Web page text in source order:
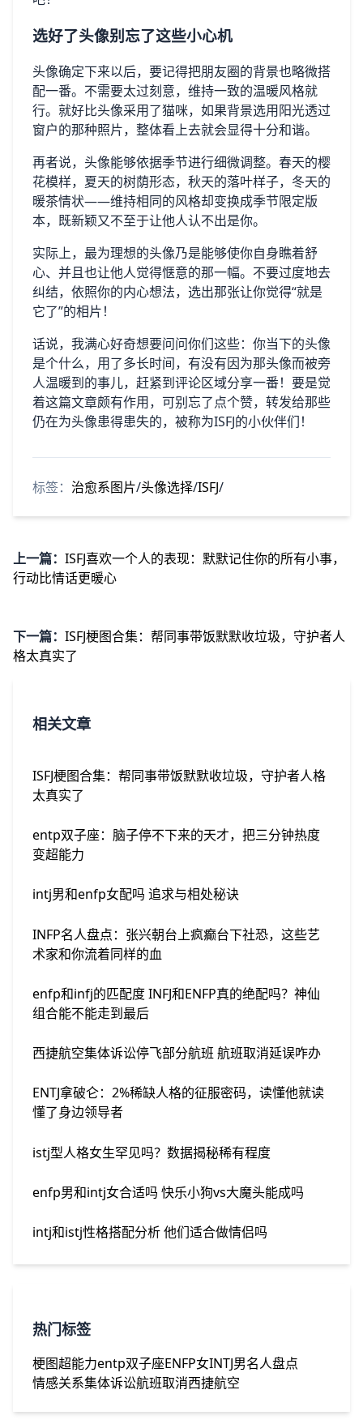
选好了头像别忘了这些小心机
头像确定下来以后，要记得把朋友圈的背景也略微搭
配一番。不需要太过刻意，维持一致的温暖风格就
行。就好比头像采用了猫咪，如果背景选用阳光透过
窗户的那种照片，整体看上去就会显得十分和谐。
再者说，头像能够依据季节进行细微调整。春天的樱
花模样，夏天的树荫形态，秋天的落叶样子，冬天的
暖茶情状——维持相同的风格却变换成季节限定版
本，既新颖又不至于让他人认不出是你。
实际上，最为理想的头像乃是能够使你自身瞧着舒
心、并且也让他人觉得惬意的那一幅。不要过度地去
纠结，依照你的内心想法，选出那张让你觉得“就是
它了”的相片！
话说，我满心好奇想要问问你们这些：你当下的头像
是个什么，用了多长时间，有没有因为那头像而被旁
人温暖到的事儿，赶紧到评论区域分享一番！要是觉
着这篇文章颇有作用，可别忘了点个赞，转发给那些
仍在为头像患得患失的，被称为ISFJ的小伙伴们！
标签： 治愈系图片/头像选择/ISFJ/
上一篇： ISFJ喜欢一个人的表现：默默记住你的所有小事，
行动比情话更暖心
下一篇： ISFJ梗图合集：帮同事带饭默默收垃圾，守护者人
格太真实了
相关文章
ISFJ梗图合集：帮同事带饭默默收垃圾，守护者人格
太真实了
entp双子座：脑子停不下来的天才，把三分钟热度
变超能力
intj男和enfp女配吗 追求与相处秘诀
INFP名人盘点：张兴朝台上疯癫台下社恐，这些艺
术家和你流着同样的血
enfp和infj的匹配度 INFJ和ENFP真的绝配吗？神仙
组合能不能走到最后
西捷航空集体诉讼停飞部分航班 航班取消延误咋办
ENTJ拿破仑：2%稀缺人格的征服密码，读懂他就读
懂了身边领导者
istj型人格女生罕见吗？数据揭秘稀有程度
enfp男和intj女合适吗 快乐小狗vs大魔头能成吗
intj和istj性格搭配分析 他们适合做情侣吗
热门标签
梗图超能力entp双子座ENFP女INTJ男名人盘点
情感关系集体诉讼航班取消西捷航空